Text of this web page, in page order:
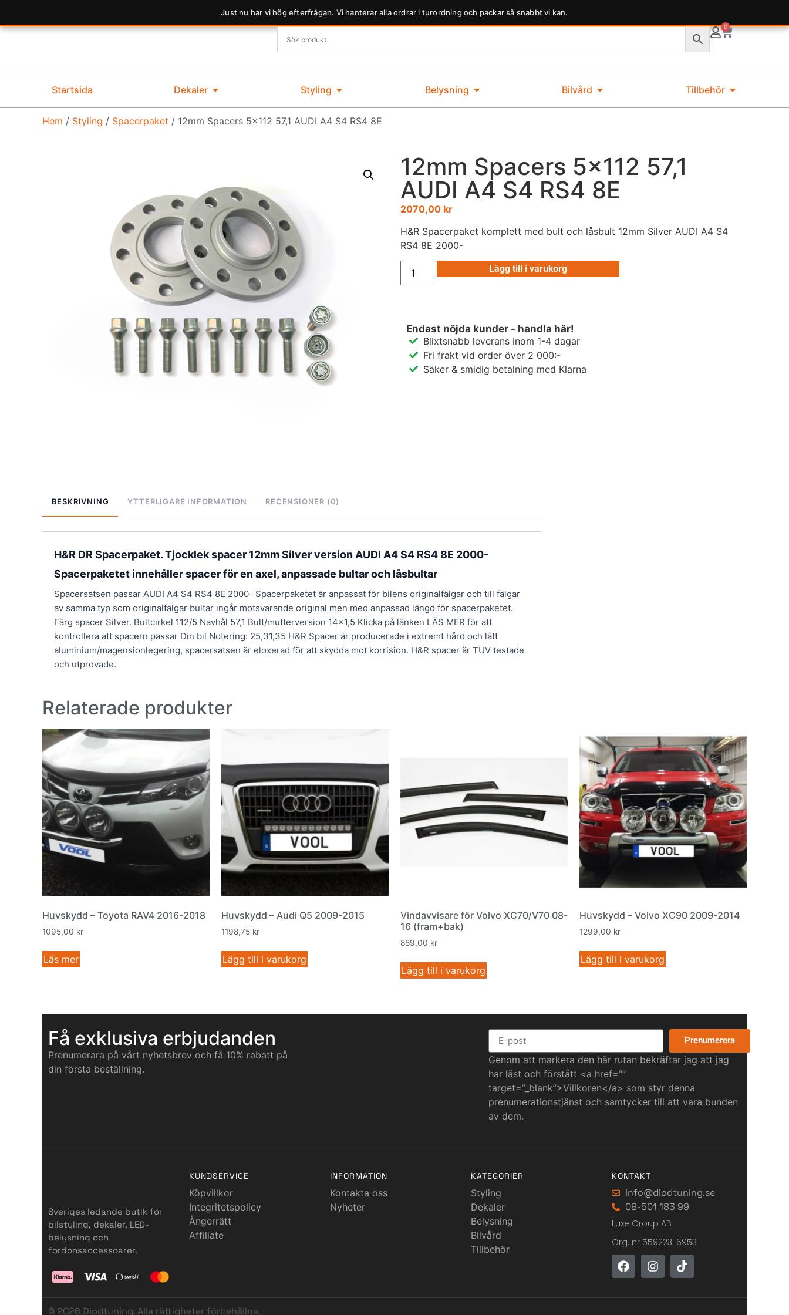
Just nu har vi hög efterfrågan. Vi hanterar alla ordrar i turordning och packar så snabbt vi kan.
0
Startsida Dekaler Styling Belysning Bilvård Tillbehör
Hem / Styling / Spacerpaket / 12mm Spacers 5×112 57,1 AUDI A4 S4 RS4 8E
12mm Spacers 5×112 57,1
AUDI A4 S4 RS4 8E
2070,00 kr
H&R Spacerpaket komplett med bult och låsbult 12mm Silver AUDI A4 S4
RS4 8E 2000-
Lägg till i varukorg
Endast nöjda kunder - handla här!
Blixtsnabb leverans inom 1-4 dagar
Fri frakt vid order över 2 000:-
Säker & smidig betalning med Klarna
BESKRIVNING YTTERLIGARE INFORMATION RECENSIONER (0)
H&R DR Spacerpaket. Tjocklek spacer 12mm Silver version AUDI A4 S4 RS4 8E 2000-
Spacerpaketet innehåller spacer för en axel, anpassade bultar och låsbultar
Spacersatsen passar AUDI A4 S4 RS4 8E 2000- Spacerpaketet är anpassat för bilens originalfälgar och till fälgar
av samma typ som originalfälgar bultar ingår motsvarande original men med anpassad längd för spacerpaketet.
Färg spacer Silver. Bultcirkel 112/5 Navhål 57,1 Bult/mutterversion 14×1,5 Klicka på länken LÄS MER för att
kontrollera att spacern passar Din bil Notering: 25,31,35 H&R Spacer är producerade i extremt hård och lätt
aluminium/magensionlegering, spacersatsen är eloxerad för att skydda mot korrision. H&R spacer är TUV testade
och utprovade.
Relaterade produkter
Huvskydd – Toyota RAV4 2016-2018
1095,00 kr
Läs mer
Huvskydd – Audi Q5 2009-2015
1198,75 kr
Lägg till i varukorg
Vindavvisare för Volvo XC70/V70 08-
16 (fram+bak)
889,00 kr
Lägg till i varukorg
Huvskydd – Volvo XC90 2009-2014
1299,00 kr
Lägg till i varukorg
Få exklusiva erbjudanden
Prenumerara på vårt nyhetsbrev och få 10% rabatt på
din första beställning.
Prenumerera
Genom att markera den här rutan bekräftar jag att jag
har läst och förstått <a href=””
target=”_blank”>Villkoren</a> som styr denna
prenumerationstjänst och samtycker till att vara bunden
av dem.
Sveriges ledande butik för
bilstyling, dekaler, LED-
belysning och
fordonsaccessoarer.
KUNDSERVICE
Köpvillkor
Integritetspolicy
Ångerrätt
Affiliate
INFORMATION
Kontakta oss
Nyheter
KATEGORIER
Styling
Dekaler
Belysning
Bilvård
Tillbehör
KONTAKT
Info@diodtuning.se
08-501 183 99
Luxe Group AB
Org. nr 559223-6953
© 2026 Diodtuning. Alla rättigheter förbehållna.